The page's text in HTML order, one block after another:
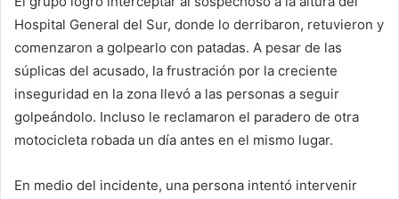
Hospital General del Sur, donde lo derribaron, retuvieron y
comenzaron a golpearlo con patadas. A pesar de las
súplicas del acusado, la frustración por la creciente
inseguridad en la zona llevó a las personas a seguir
golpeándolo. Incluso le reclamaron el paradero de otra
motocicleta robada un día antes en el mismo lugar.
En medio del incidente, una persona intentó intervenir